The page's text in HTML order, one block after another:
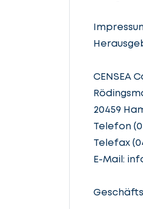
CENSEA
20459
Telefon
Telefax
E-Mail: